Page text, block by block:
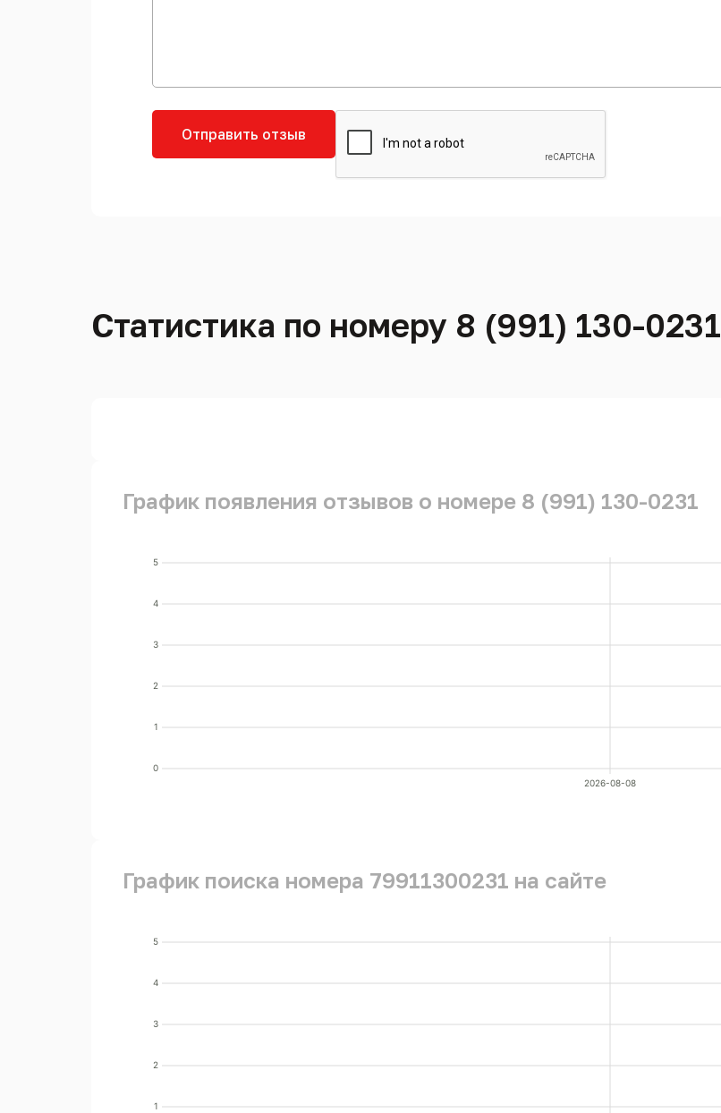
Отправить отзыв
Статистика по номеру 8 (991) 130-0231
График появления отзывов о номере 8 (991) 130-0231
0
1
2
3
4
5
2026-08-08
График поиска номера 79911300231 на сайте
1
2
3
4
5